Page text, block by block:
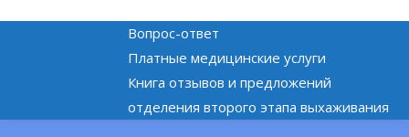
Вопрос-ответ
Платные медицинские услуги
Книга отзывов и предложений
отделения второго этапа выхаживания